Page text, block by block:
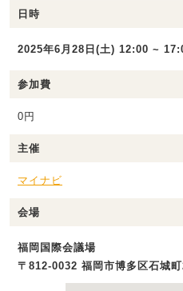
日時
2025年6月28日(土) 12:00 ~
参加費
0円
主催
マイナビ
会場
福岡国際会議場
〒812-0032 福岡市博多区石城